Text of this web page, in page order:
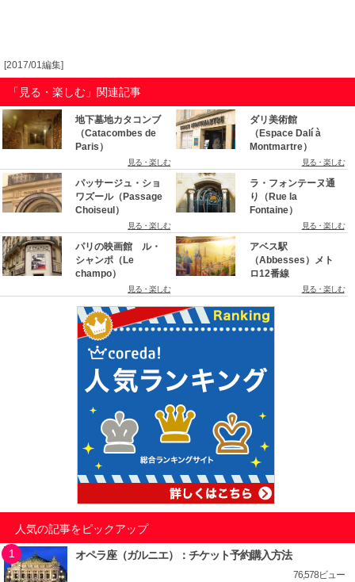
[2017/01編集]
「見る・楽しむ」関連記事
地下墓地カタコンブ
（Catacombes de
Paris）
見る・楽しむ
ダリ美術館
（Espace Dalí à
Montmartre）
見る・楽しむ
パッサージュ・ショ
ワズール（Passage
Choiseul）
見る・楽しむ
ラ・フォンテーヌ通
り（Rue la
Fontaine）
見る・楽しむ
パリの映画館 ル・
シャンポ（Le
champo）
見る・楽しむ
アベス駅
（Abbesses）メト
ロ12番線
見る・楽しむ
人気の記事をピックアップ
オペラ座（ガルニエ）：チケット予約購入方法
76,578ビュー